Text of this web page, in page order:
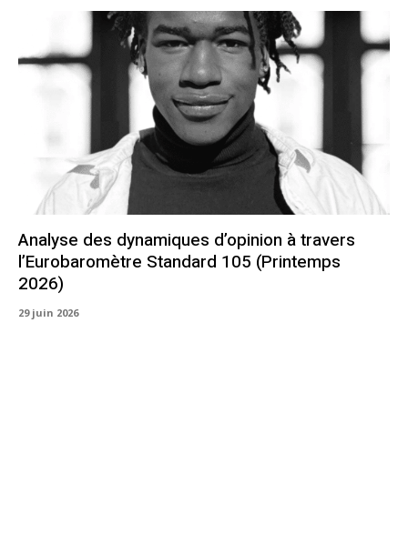
Analyse des dynamiques d’opinion à travers
l’Eurobaromètre Standard 105 (Printemps
2026)
29 juin 2026